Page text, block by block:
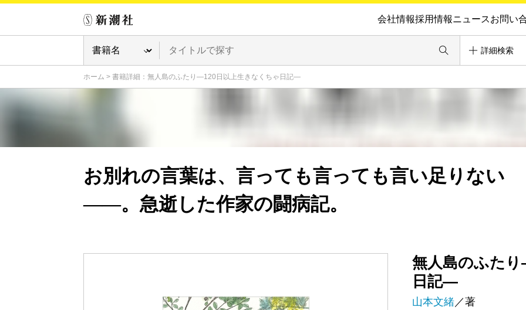
会社情報採用情報ニュースお問い
詳細検索
ホーム > 書籍詳細：無人島のふたり―120日以上生きなくちゃ日記―
無人島のふた
日記―
山本文緒／著
お別れの言葉は、言っても言っても言い足りない
――。急逝した作家の闘病記。